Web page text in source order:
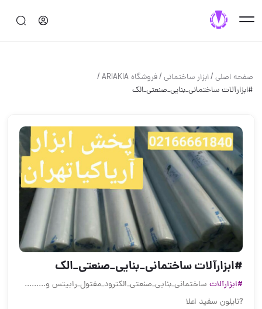
صفحه اصلی/ابزار ساختماني/فروشگاه ARIAKIA /
#ابزارآلات ساختمانی_بنایی_صنعتی_الک
#ابزارآلات ساختمانی_بنایی_صنعتی_الک
#ابزارآلات ساختمانی_بنایی_صنعتی_الکترود_مفتول_رابیتس و.........
?نایلون سفید اعلا